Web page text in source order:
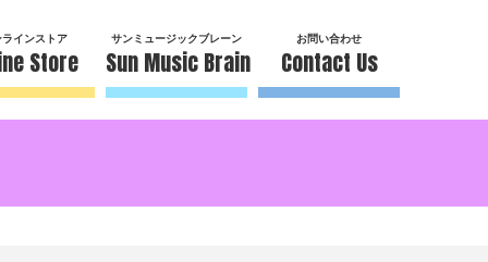
ラインストア
Store
サンミュージックブレーン
Sun Music Brain
お問い合わせ
Contact Us